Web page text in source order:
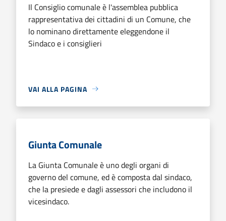
Il Consiglio comunale è l'assemblea pubblica
rappresentativa dei cittadini di un Comune, che
lo nominano direttamente eleggendone il
Sindaco e i consiglieri
VAI ALLA PAGINA
Giunta Comunale
La Giunta Comunale è uno degli organi di
governo del comune, ed è composta dal sindaco,
che la presiede e dagli assessori che includono il
vicesindaco.